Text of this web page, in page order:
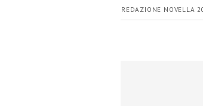
REDAZIONE NOVELLA